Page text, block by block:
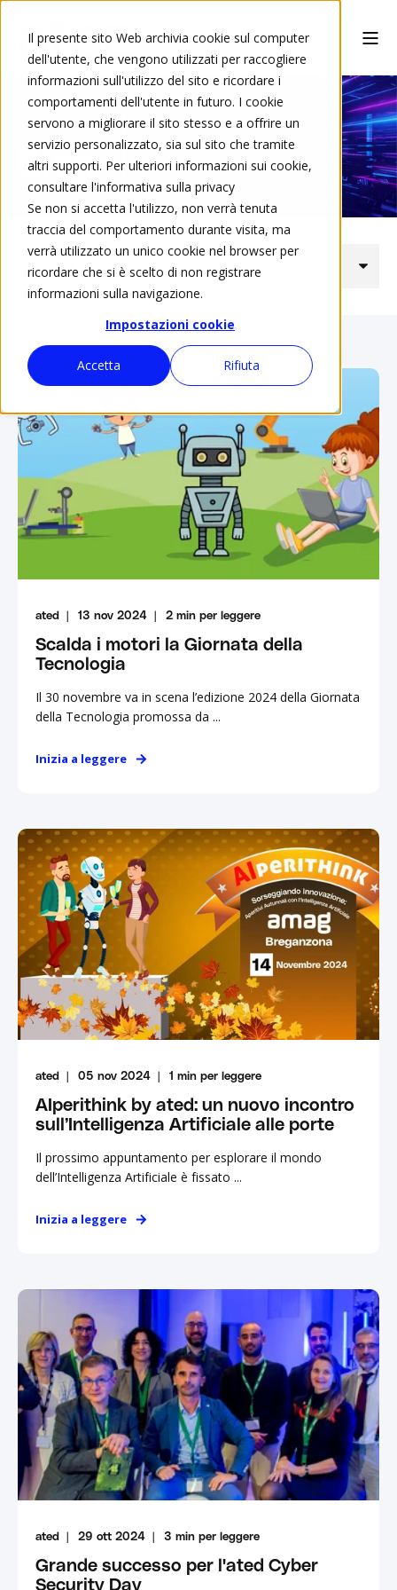
Il presente sito Web archivia cookie sul computer
dell'utente, che vengono utilizzati per raccogliere
informazioni sull'utilizzo del sito e ricordare i
comportamenti dell'utente in futuro. I cookie
servono a migliorare il sito stesso e a offrire un
servizio personalizzato, sia sul sito che tramite
altri supporti. Per ulteriori informazioni sui cookie,
consultare l'informativa sulla privacy
Se non si accetta l'utilizzo, non verrà tenuta
traccia del comportamento durante visita, ma
verrà utilizzato un unico cookie nel browser per
ricordare che si è scelto di non registrare
informazioni sulla navigazione.
Impostazioni cookie
Accetta Rifiuta
Blog
ated 13 nov 2024 2 min per leggere
Scalda i motori la Giornata della
Tecnologia
Il 30 novembre va in scena l’edizione 2024 della Giornata
della Tecnologia promossa da ...
Inizia a leggere
ated 05 nov 2024 1 min per leggere
AIperithink by ated: un nuovo incontro
sull’Intelligenza Artificiale alle porte
Il prossimo appuntamento per esplorare il mondo
dell’Intelligenza Artificiale è fissato ...
Inizia a leggere
ated 29 ott 2024 3 min per leggere
Grande successo per l'ated Cyber
Security Day